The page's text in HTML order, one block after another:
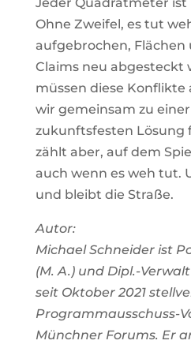
Jeder Quadratmeter
Ohne Zweifel, es tut
aufgebrochen,
Claims neu abgesteckt
müssen diese Konflikte
wir gemeinsam zu
zukunftsfesten Lösung
zählt aber, auf dem
auch wenn es weh tut.
und bleibt die Straße.
Autor:
Michael Schneider ist
(M. A.) und Dipl.-
seit Oktober 2021
Programmausschuss-
Münchner Forums. Er